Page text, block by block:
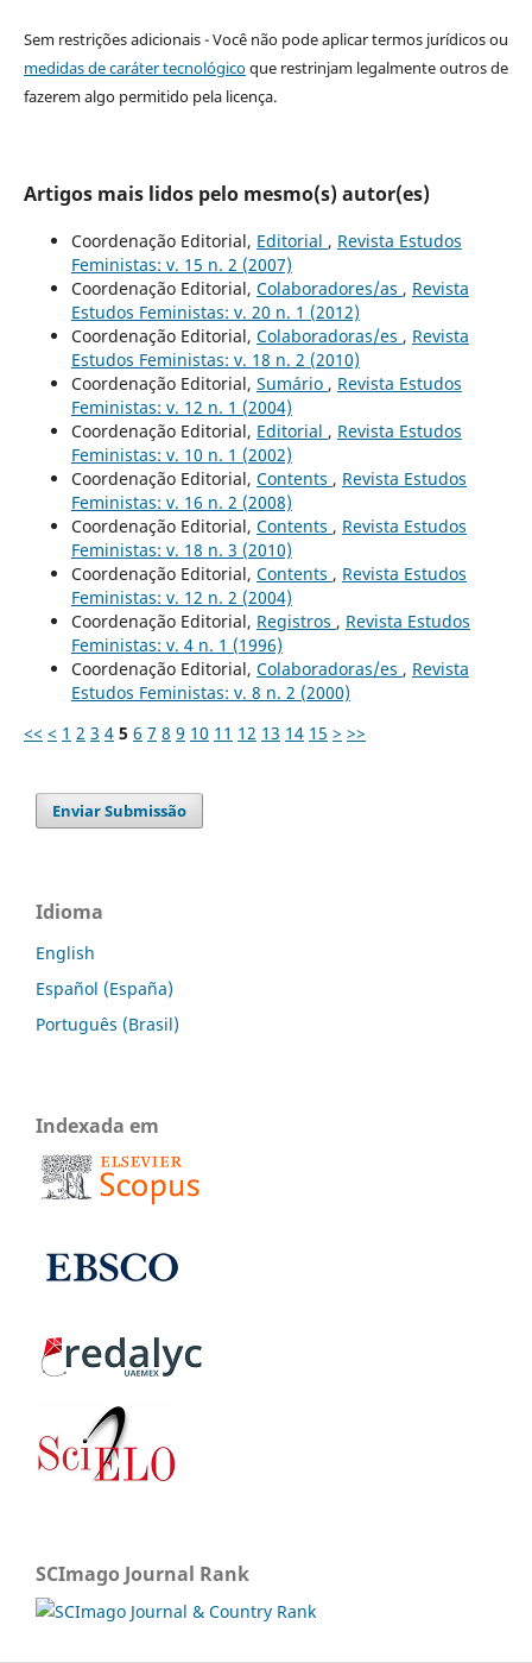
Sem restrições adicionais - Você não pode aplicar termos jurídicos ou
medidas de caráter tecnológicoque restrinjam legalmente outros de
fazerem algo permitido pela licença.
Artigos mais lidos pelo mesmo(s) autor(es)
Coordenação Editorial, Editorial , Revista Estudos
Feministas: v. 15 n. 2 (2007)
Coordenação Editorial, Colaboradores/as , Revista
Estudos Feministas: v. 20 n. 1 (2012)
Coordenação Editorial, Colaboradoras/es , Revista
Estudos Feministas: v. 18 n. 2 (2010)
Coordenação Editorial, Sumário , Revista Estudos
Feministas: v. 12 n. 1 (2004)
Coordenação Editorial, Editorial , Revista Estudos
Feministas: v. 10 n. 1 (2002)
Coordenação Editorial, Contents , Revista Estudos
Feministas: v. 16 n. 2 (2008)
Coordenação Editorial, Contents , Revista Estudos
Feministas: v. 18 n. 3 (2010)
Coordenação Editorial, Contents , Revista Estudos
Feministas: v. 12 n. 2 (2004)
Coordenação Editorial, Registros , Revista Estudos
Feministas: v. 4 n. 1 (1996)
Coordenação Editorial, Colaboradoras/es , Revista
Estudos Feministas: v. 8 n. 2 (2000)
<< < 1 2 3 4 5 6 7 8 9 10 11 12 13 14 15 > >>
Enviar Submissão
Idioma
English
Español (España)
Português (Brasil)
Indexada em
SCImago Journal Rank